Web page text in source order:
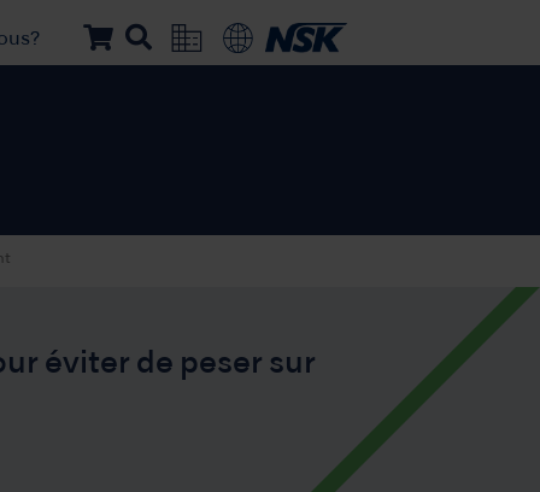
éviter de peser sur